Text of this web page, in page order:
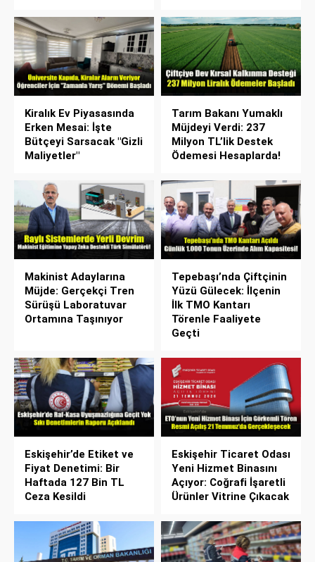
Kiralık Ev Piyasasında
Erken Mesai: İşte
Bütçeyi Sarsacak "Gizli
Maliyetler"
Tarım Bakanı Yumaklı
Müjdeyi Verdi: 237
Milyon TL’lik Destek
Ödemesi Hesaplarda!
Makinist Adaylarına
Müjde: Gerçekçi Tren
Sürüşü Laboratuvar
Ortamına Taşınıyor
Tepebaşı’nda Çiftçinin
Yüzü Gülecek: İlçenin
İlk TMO Kantarı
Törenle Faaliyete
Geçti
Eskişehir’de Etiket ve
Fiyat Denetimi: Bir
Haftada 127 Bin TL
Ceza Kesildi
Eskişehir Ticaret Odası
Yeni Hizmet Binasını
Açıyor: Coğrafi İşaretli
Ürünler Vitrine Çıkacak